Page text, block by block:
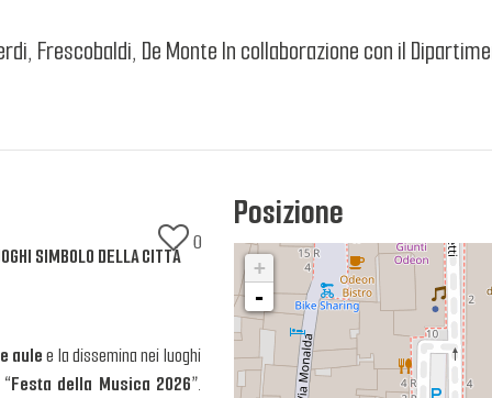
Frescobaldi, De Monte In collaborazione con il
0
SIMBOLO DELLA CITTÀ
aulee la dissemina nei luoghi
“Festa della Musica 2026”.
Posizione
+
-